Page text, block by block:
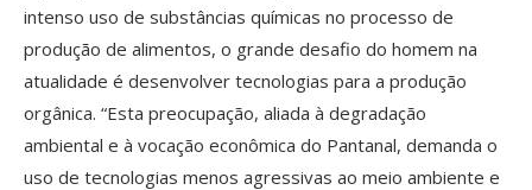
intenso uso de substâncias químicas no processo de
produção de alimentos, o grande desafio do homem na
atualidade é desenvolver tecnologias para a produção
orgânica. “Esta preocupação, aliada à degradação
ambiental e à vocação econômica do Pantanal, demanda o
uso de tecnologias menos agressivas ao meio ambiente e